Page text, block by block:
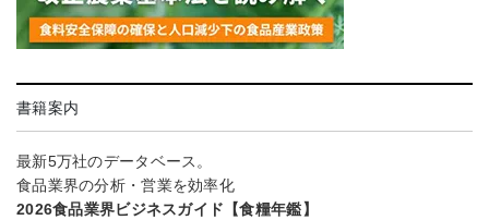
書籍案内
最新5万社のデータベース。
食品業界の分析・営業を効率化
2026食品業界ビジネスガイド【食糧年鑑】